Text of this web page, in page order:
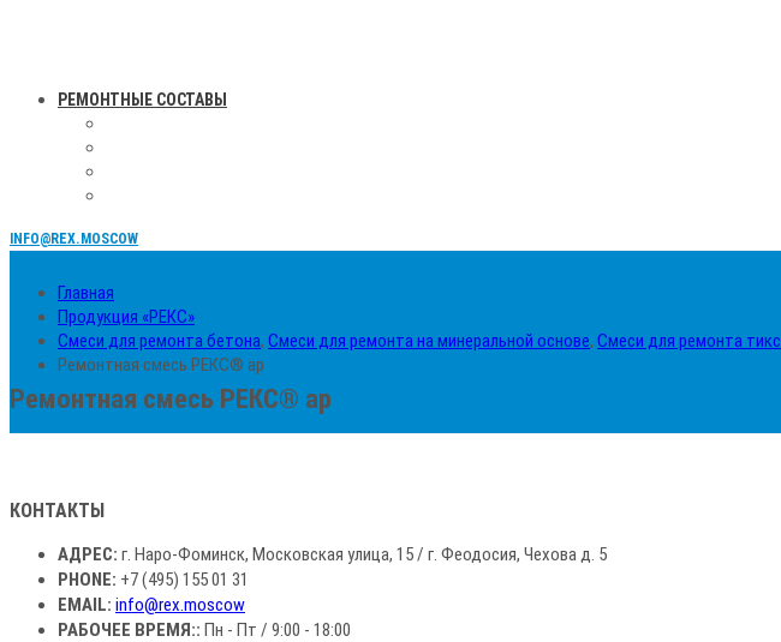
РЕМОНТНЫЕ СОСТАВЫ
INFO@REX.MOSCOW
Главная
Продукция «РЕКС»
Смеси для ремонта бетона, Смеси для ремонта на минеральной основе, Смеси для ремонта
Ремонтная смесь РЕКС® ар
Ремонтная смесь РЕКС® ар
КОНТАКТЫ
АДРЕС: г. Наро-Фоминск, Московская улица, 15 / г. Феодосия, Чехова д. 5
PHONE: +7 (495) 155 01 31
EMAIL: info@rex.moscow
РАБОЧЕЕ ВРЕМЯ:: Пн - Пт / 9:00 - 18:00